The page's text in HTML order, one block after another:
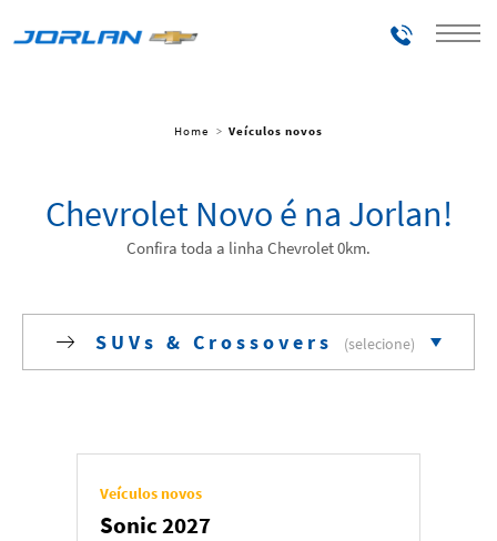
Telefones
Home Veículos novos
Chevrolet Novo é na Jorlan!
Confira toda a linha Chevrolet 0km.
Elétricos
SUVs & Crossovers
Veículos novos
Sonic 2027